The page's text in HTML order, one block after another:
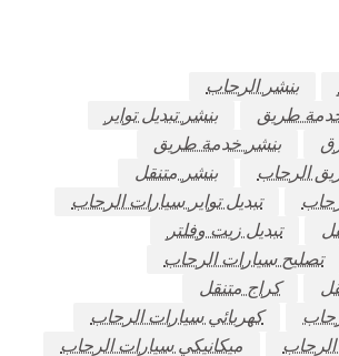
بنشر الرحاب
طريق
بنشر تبديل تواير
بنشر خدمة طريق
الرحاب
بنشر متنقل
تبديل تواير سيارات الرحاب
تبديل زيت وفلتر
تصليح سيارات الرحاب
كراج متنقل
كهربائي سيارات الرحاب
ميكانيكي سيارات الرحاب